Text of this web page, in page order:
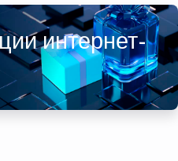
интернет-